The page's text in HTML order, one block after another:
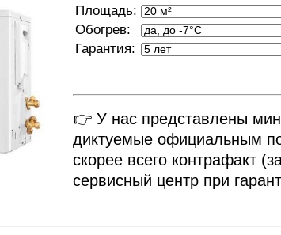
Площадь:
Обогрев:
Гарантия:
👉 У нас представлены
диктуемые официальным
скорее всего контрафакт
сервисный центр при